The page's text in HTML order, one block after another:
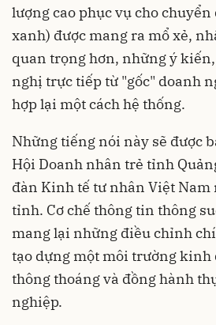
lượng cao phục vụ cho chuyển
xanh) được mang ra mổ xẻ,
quan trọng hơn, những ý
nghị trực tiếp từ "gốc" doanh
hợp lại một cách hệ thống.
Những tiếng nói này sẽ được
Hội Doanh nhân trẻ tỉnh
đàn Kinh tế tư nhân Việt Nam
tỉnh. Cơ chế thông tin thông
mang lại những điều chỉnh
tạo dựng một môi trường kinh
thông thoáng và đồng hành
nghiệp.